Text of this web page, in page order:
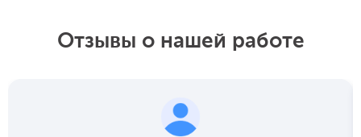
Отзывы о нашей работе